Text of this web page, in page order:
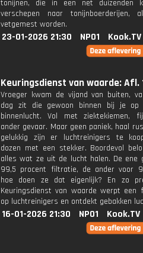
tonijnen, die in een net duizenden
verschepen naar tonijnboerderijen,
vetgemest worden.
23-01-2026 21:30 NPO1 Kook.TV
Keuringsdienst van waarde: Afl.
Vroeger kwam de vijand van buiten,
dag zit die gewoon binnen bij je op
binnenlucht. Vol met ziektekiemen,
ander gevaar. Maar geen paniek, haal
gelukkig zijn er luchtreinigers te
dozen met een stekker. Boordevol
alles wat ze uit de lucht halen. De ene
99,5 procent filtratie, de ander voor
hoe doen ze dat eigenlijk? En zo
Keuringsdienst van waarde werpt een
op luchtreinigers en ontdekt gebakken
16-01-2026 21:30 NPO1 Kook.TV